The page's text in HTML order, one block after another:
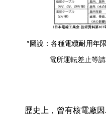
*圖說：各種電纜耐用年
電所運転差止等
歷史上，曾有核電廠